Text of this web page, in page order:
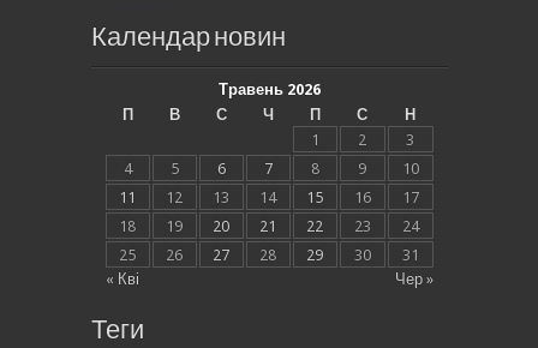
Календар новин
Травень 2026
П
В С Ч П С Н
« Кві Чер »
1 2
3
4
5 6 7 8 9
10
11
12 13 14 15 16
17
18
19 20 21 22 23
24
25
26 27 28 29 30 31
Теги